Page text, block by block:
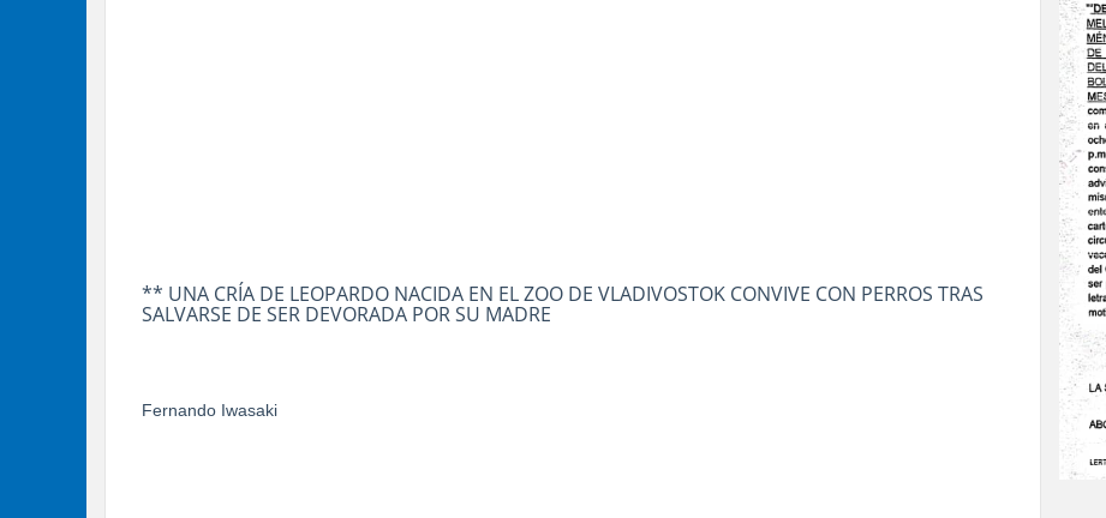
** UNA CRÍA DE LEOPARDO NACIDA EN EL ZOO DE VLADIVOSTOK CONVIVE CON PERROS TRAS
SALVARSE DE SER DEVORADA POR SU MADRE
Fernando Iwasaki